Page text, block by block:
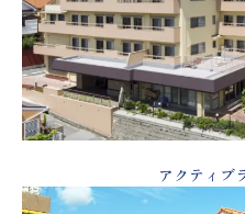
アクティブ